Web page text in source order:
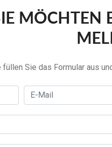
MÖCHTEN
füllen Sie das Formular aus